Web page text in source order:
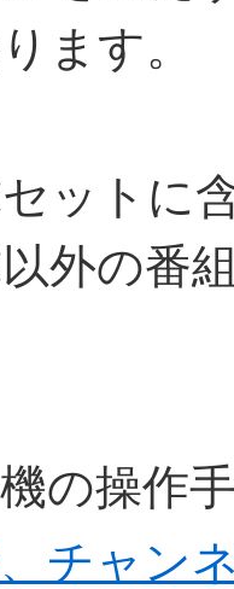
ます。
ットに
外の番
機の操作
チャン